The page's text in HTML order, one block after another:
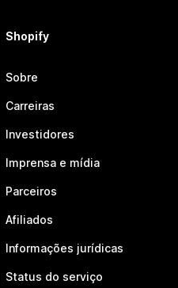
Shopify
Sobre
Carreiras
Investidores
Imprensa e mídia
Parceiros
Afiliados
Informações jurídicas
Status do serviço